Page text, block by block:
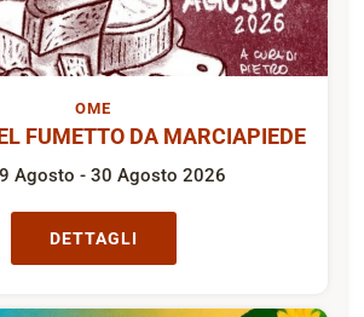
OME
FUMETTO DA MARCIAPIEDE
Agosto - 30 Agosto 2026
DETTAGLI